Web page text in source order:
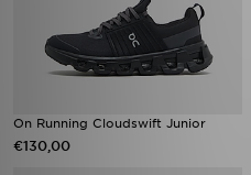
On Running Cloudswift Junior
€130,00